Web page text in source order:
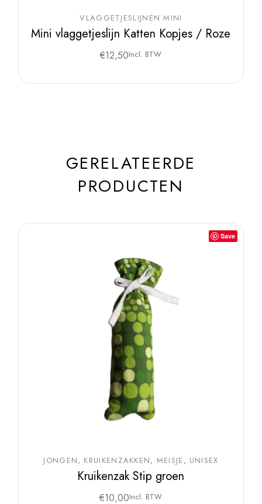
VLAGGETJESLIJNEN MINI
Mini vlaggetjeslijn Katten Kopjes / Roze
€12,50Incl. BTW
GERELATEERDE
PRODUCTEN
Save
JONGEN KRUIKENZAKKEN MEISJE UNISEX
Kruikenzak Stip groen
€10,00Incl. BTW